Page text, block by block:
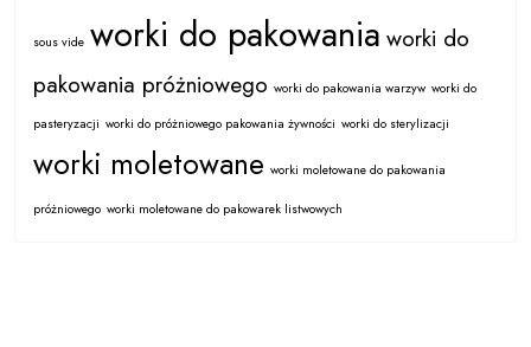
sous vide worki do pakowania worki do
pakowania próżniowego worki do pakowania warzyw worki do
pasteryzacji worki do próżniowego pakowania żywności worki do sterylizacji
worki moletowane worki moletowane do pakowania
próżniowego worki moletowane do pakowarek listwowych